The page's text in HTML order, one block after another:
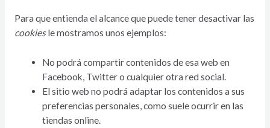
Para que entienda el alcance que puede tener desactivar las
cookiesle mostramos unos ejemplos:
No podrá compartir contenidos de esa web en
Facebook, Twitter o cualquier otra red social.
El sitio web no podrá adaptar los contenidos a sus
preferencias personales, como suele ocurrir en las
tiendas online.